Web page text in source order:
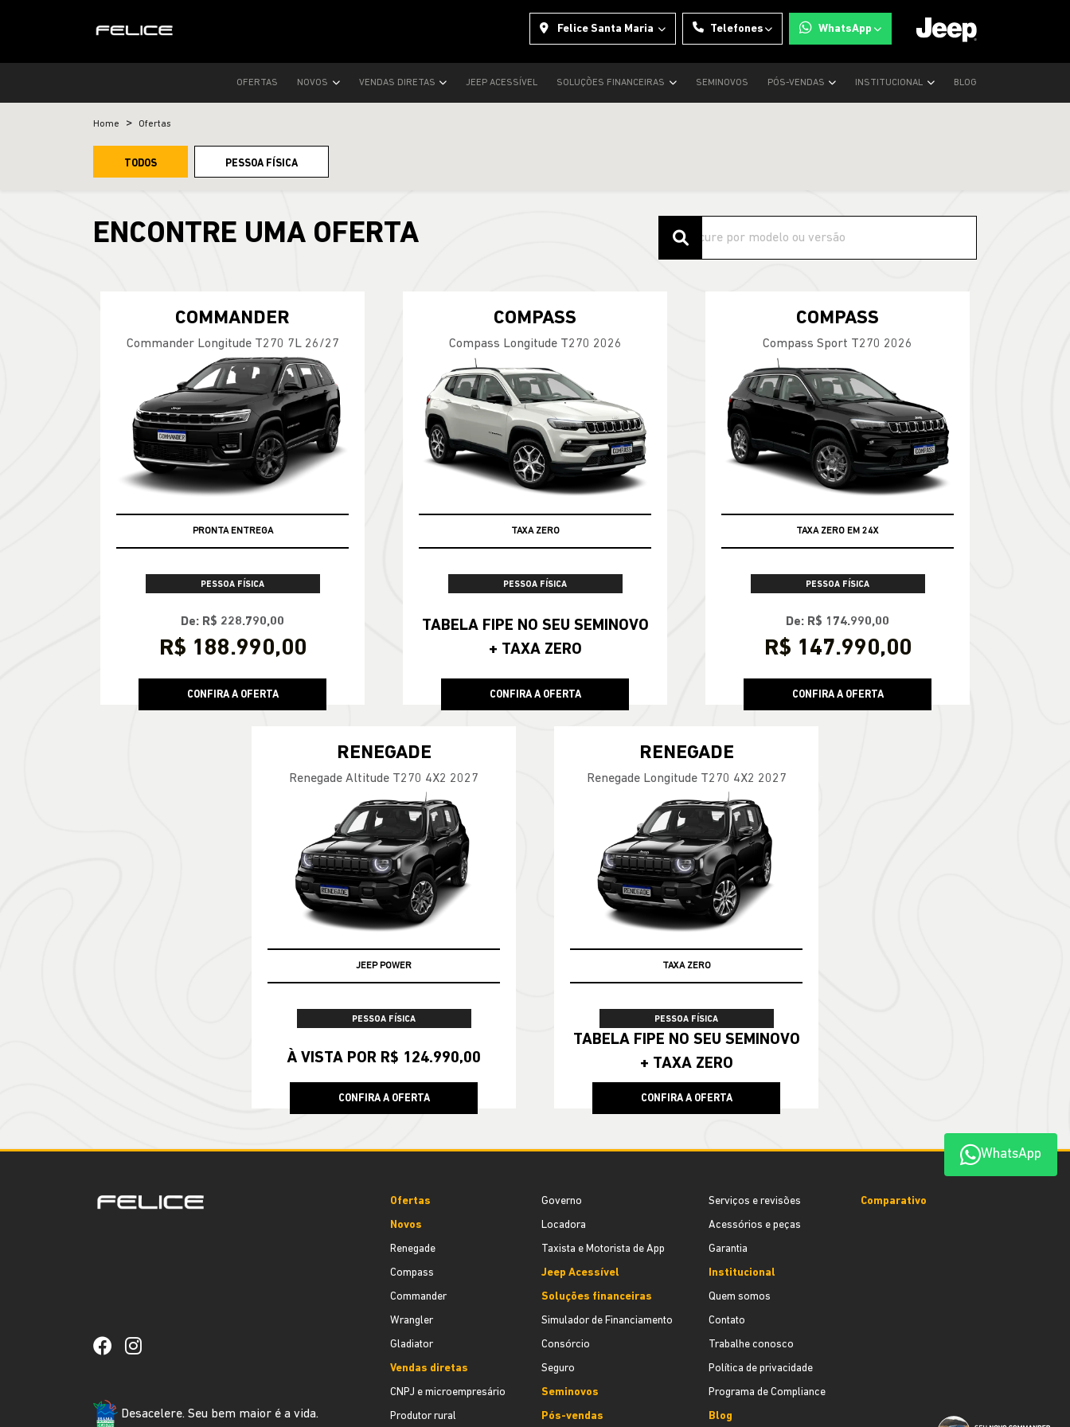
Felice Santa Maria Telefones WhatsApp
OFERTAS NOVOS VENDAS DIRETAS JEEP ACESSÍVEL SOLUÇÕES FINANCEIRAS SEMINOVOS PÓS-VENDAS INSTITUCIONAL BLOG
Home Ofertas
TODOS PESSOA FÍSICA
ENCONTRE UMA OFERTA
COMMANDER
Commander Longitude T270 7L 26/27
PRONTA ENTREGA
PESSOA FÍSICA
De: R$ 228.790,00
R$ 188.990,00
CONFIRA A OFERTA
COMPASS
Compass Longitude T270 2026
TAXA ZERO
PESSOA FÍSICA
TABELA FIPE NO SEU SEMINOVO
+ TAXA ZERO
CONFIRA A OFERTA
COMPASS
Compass Sport T270 2026
TAXA ZERO EM 24X
PESSOA FÍSICA
De: R$ 174.990,00
R$ 147.990,00
CONFIRA A OFERTA
RENEGADE
Renegade Altitude T270 4X2 2027
JEEP POWER
PESSOA FÍSICA
À VISTA POR R$ 124.990,00
CONFIRA A OFERTA
RENEGADE
Renegade Longitude T270 4X2 2027
TAXA ZERO
PESSOA FÍSICA
TABELA FIPE NO SEU SEMINOVO
+ TAXA ZERO
CONFIRA A OFERTA
WhatsApp
Desacelere. Seu bem maior é a vida.
Ofertas
Novos
Renegade
Compass
Commander
Wrangler
Gladiator
Vendas diretas
CNPJ e microempresário
Produtor rural
Governo
Locadora
Taxista e Motorista de App
Jeep Acessível
Soluções financeiras
Simulador de Financiamento
Consórcio
Seguro
Seminovos
Pós-vendas
Serviços e revisões
Acessórios e peças
Garantia
Institucional
Quem somos
Contato
Trabalhe conosco
Política de privacidade
Programa de Compliance
Blog
Comparativo